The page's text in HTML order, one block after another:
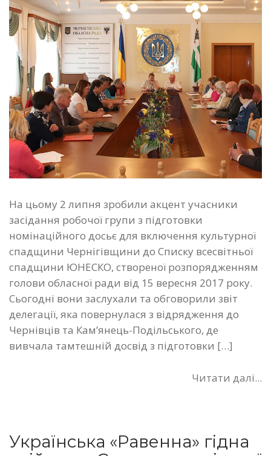
На цьому 2 липня зробили акцент учасники
засідання робочої групи з підготовки
номінаційного досьє для включення культурної
спадщини Чернігівщини до Списку всесвітньої
спадщини ЮНЕСКО, створеної розпорядженням
голови обласної ради від 15 вересня 2017 року.
Сьогодні вони заслухали та обговорили звіт
делегації, яка повернулася з відрядження до
Чернівців та Кам’янець-Подільського, де
вивчала тамтешній досвід з підготовки […]
Читати далі...
Українська «Равенна» гідна